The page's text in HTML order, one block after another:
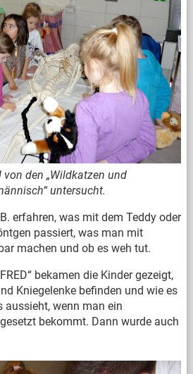
den „Wildkatzen und
untersucht.
erfahren, was mit dem Teddy oder
passiert, was man mit
machen und ob es weh tut.
bekamen die Kinder gezeigt,
Kniegelenke befinden und wie es
aussieht, wenn man ein
bekommt. Dann wurde auch